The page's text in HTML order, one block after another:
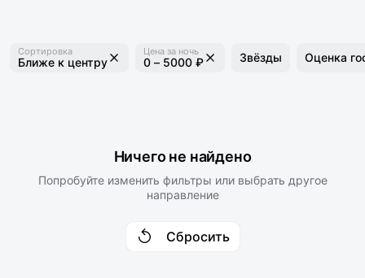
Сортировка
Ближе к центру
Цена за ночь
0 – 5000 ₽ Звёзды Оценка
Ничего не найдено
Попробуйте изменить фильтры или выбрать другое
направление
Сбросить